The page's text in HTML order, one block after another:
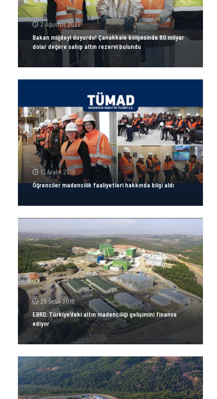
2 Ağustos 2022
Bakan müjdeyi duyurdu! Çanakkale bölgesinde 80 milyar
dolar değere sahip altın rezervi bulundu
10 Aralık 2019
Öğrenciler madencilik faaliyetleri hakkında bilgi aldı
25 Ocak 2018
EBRD, Türkiye’deki altın madenciliği gelişimini finanse
ediyor